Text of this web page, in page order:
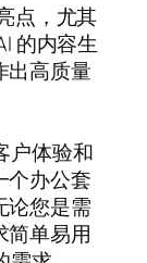
点，尤其
的内容生
出高质量
户体验和
个办公套
论您是需
简单易用